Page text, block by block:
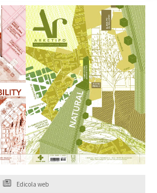
Edicola web